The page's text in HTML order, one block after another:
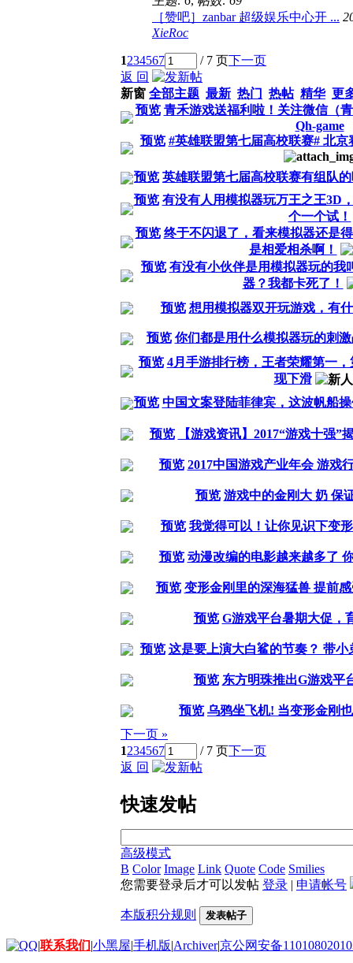
［赞吧］zanbar 超级娱乐中心开 ...
XieRoc
1234567 / 7 页下一页
返 回
新窗 全部主题 最新 热门 热帖 精华 更
预览 青禾游戏送福利啦！关注微信（
Qh-game
预览 #英雄联盟第七届高校联赛# 北
预览 英雄联盟第七届高校联赛有组队
预览 有没有人用模拟器玩万王之王3D
个一个试！
预览 终于不闪退了，看来模拟器还是
是相爱相杀啊！
预览 有没有小伙伴是用模拟器玩的我
器？我都卡死了！
预览 想用模拟器双开玩游戏，有
预览 你们都是用什么模拟器玩的刺
预览 4月手游排行榜，王者荣耀第一
现下滑
预览 中国文案登陆菲律宾，这波帆船
预览 【游戏资讯】2017“游戏十强”
预览 2017中国游戏产业年会 游戏
预览 游戏中的金刚大 奶 保
预览 我觉得可以！让你见识下变
预览 动漫改编的电影越来越多了
预览 变形金刚里的深海猛兽 提前
预览 G游戏平台暑期大促，
预览 这是要上演大白鲨的节奏？ 带
预览 东方明珠推出G游戏平
预览 乌鸦坐飞机! 当变形金刚
下一页 »
1234567 / 7 页下一页
返 回
快速发帖
高级模式
B Color Image Link Quote Code Smilies
您需要登录后才可以发帖 登录 | 申请帐号
本版积分规则 发表帖子
|联系我们|小黑屋|手机版|Archiver|京公网安备